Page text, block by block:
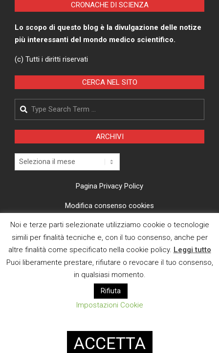
CRONACHE DI SCIENZA
Lo scopo di questo blog è la divulgazione delle notize
più interessanti del mondo medico scientifico.
(c) Tutti i diritti riservati
CERCA NEL SITO
Search
ARCHIVI
Archivi
Pagina Privacy Policy
Modifica consenso cookies
CI TROVI ANCHE SU
E MAIL
Designed usingMagazine News Byte. Powered by
Noi e terze parti selezionate utilizziamo cookie o tecnologie
simili per finalità tecniche e, con il tuo consenso, anche per
altre finalità come specificato nella cookie policy. Leggi tutto
Puoi liberamente prestare, rifiutare o revocare il tuo consenso,
in qualsiasi momento.
Rifiuta
Impostazioni Cookie
ACCETTA